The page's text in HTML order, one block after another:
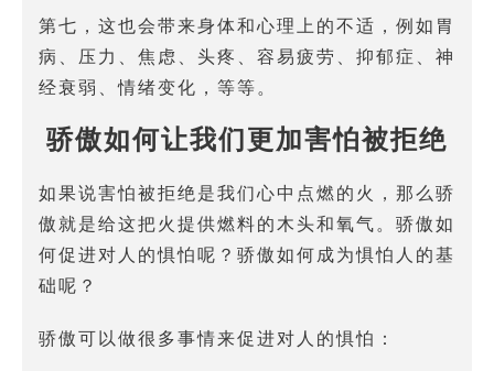
第七，这也会带来身体和心理上的不适，例如胃
病、压力、焦虑、头疼、容易疲劳、抑郁症、神
经衰弱、情绪变化，等等。
骄傲如何让我们更加害怕被拒绝
如果说害怕被拒绝是我们心中点燃的火，那么骄
傲就是给这把火提供燃料的木头和氧气。骄傲如
何促进对人的惧怕呢？骄傲如何成为惧怕人的基
础呢？
骄傲可以做很多事情来促进对人的惧怕：